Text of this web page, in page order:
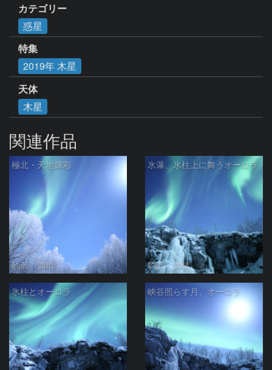
カテゴリー
惑星
特集
2019年 木星
天体
木星
関連作品
極北・天地輝彩
駒沢 満晴
氷瀑、氷柱上に舞うオーロラ
駒沢 満晴
氷柱とオーロラ 峡谷照らす月、オーロラ